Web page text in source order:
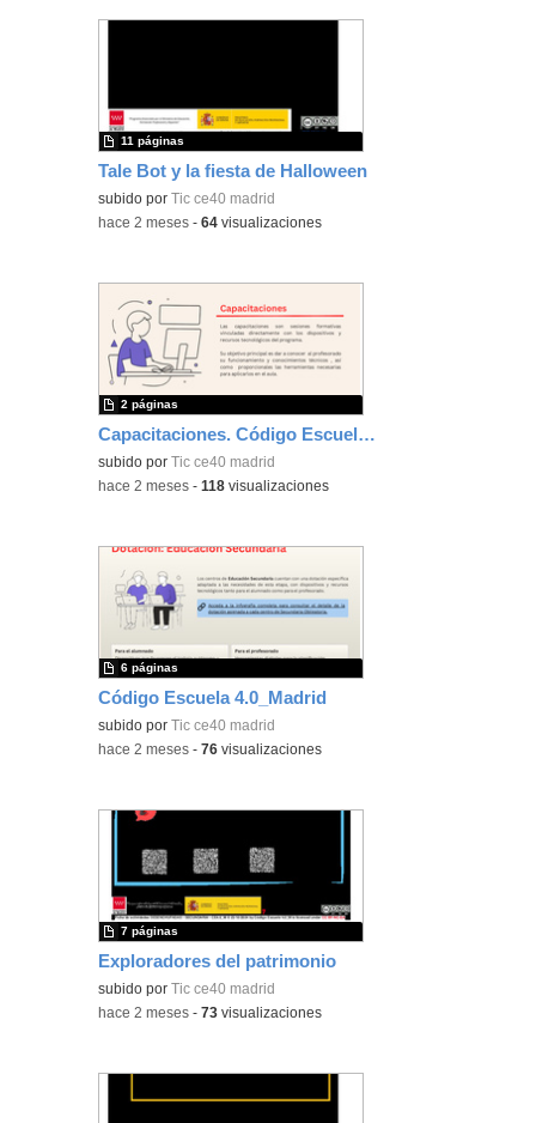
Tale Bot y la fiesta de Halloween
subido por Tic ce40 madrid
11 páginas
-hace 2 meses -64 visualizaciones
Capacitaciones. Código Escuela 4.0_Madrid
subido por Tic ce40 madrid
2 páginas
-hace 2 meses -118 visualizaciones
Código Escuela 4.0_Madrid
subido por Tic ce40 madrid
6 páginas
-hace 2 meses -76 visualizaciones
Exploradores del patrimonio
subido por Tic ce40 madrid
7 páginas
-hace 2 meses -73 visualizaciones